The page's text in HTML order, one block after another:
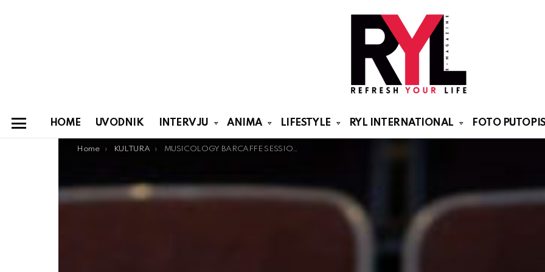
HOME UVODNIK INTERVJU ANIMA LIFESTYLE RYL INTERNATIONAL FOTO PUTOPISI
You are here:
Home KULTURA MUSICOLOGY BARCAFFE SESSIONS OTKRIO IZVOĐAČE PROLEĆNOG DELA SEZONE